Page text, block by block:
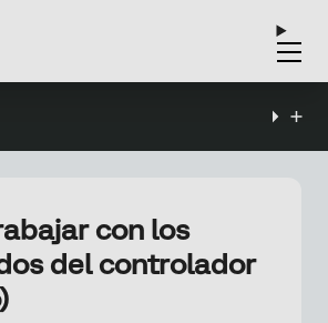
con los
del controlador